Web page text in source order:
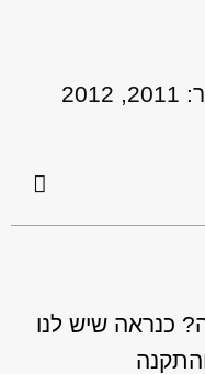
כנראה שיש לנו